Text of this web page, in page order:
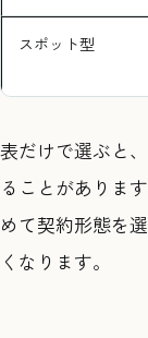
スポット型
表だけで選ぶと
ることがありま
めて契約形態を
くなります。